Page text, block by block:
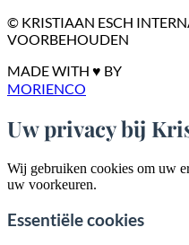
© KRISTIAAN ESCH
VOORBEHOUDEN
MADE WITH ♥ BY
MORIENCO
Uw privacy bij
Wij gebruiken cookies om uw
uw voorkeuren.
Essentiële cookies